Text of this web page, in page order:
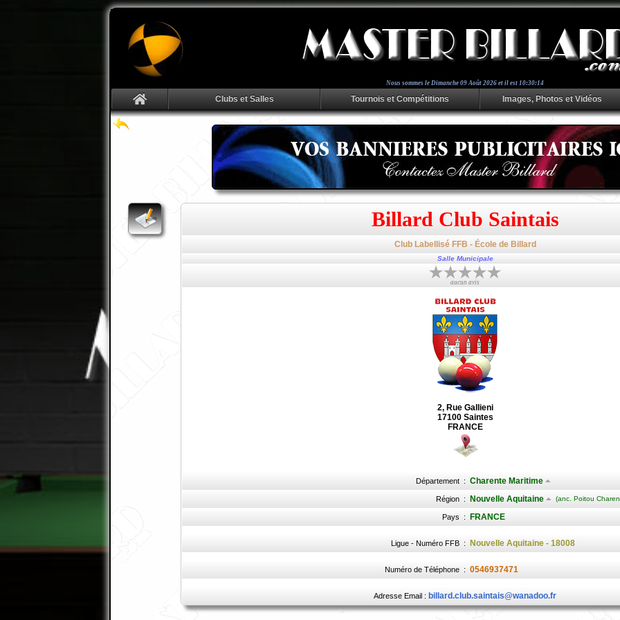
Nous sommes le Dimanche 09 Août 2026 et il est 10:30:15
Clubs et Salles Tournois et Compétitions Images, Photos et Vidéos
Billard Club Saintais
Club Labellisé FFB - École de Billard
Salle Municipale
aucun avis
2, Rue Gallieni
17100 Saintes
FRANCE
Département : Charente Maritime
Région : Nouvelle Aquitaine (anc. Poitou
Pays : FRANCE
Ligue - Numéro FFB : Nouvelle Aquitaine - 18008
Numéro de Téléphone : 0546937471
Adresse Email : billard.club.saintais@wanadoo.fr